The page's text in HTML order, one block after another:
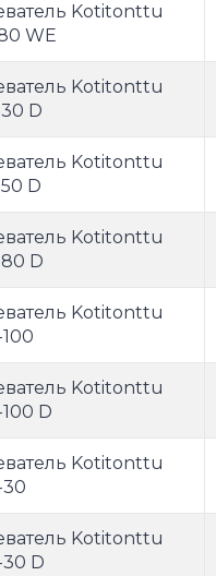
Kotitonttu
WE
Kotitonttu
D
Kotitonttu
D
Kotitonttu
D
Kotitonttu
Kotitonttu
D
Kotitonttu
30
Kotitonttu
D